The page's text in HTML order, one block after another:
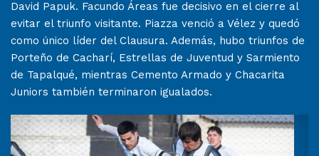
David Papuk. Facundo Áreas fue decisivo en el cierre al
evitar el triunfo visitante. Piazza venció a Vélez y quedó
como único líder del Clausura. Además, hubo triunfos de
Porteño de Cacharí, Estrellas de Juventud y Sarmiento
de Tapalqué, mientras Cemento Armado y Chacarita
Juniors también terminaron igualados.